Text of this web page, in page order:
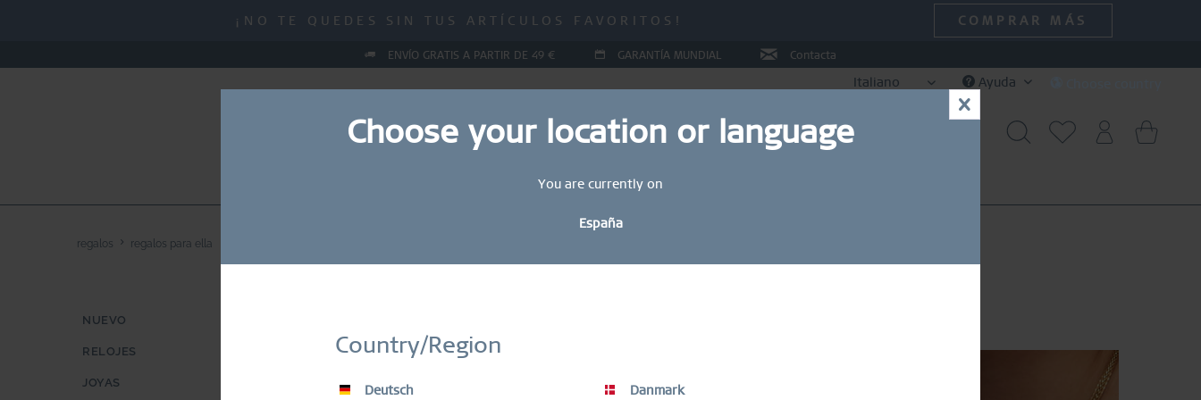
Choose your location or language
You are currently on
España
Country/Region
Deutsch Danmark
¡NO TE QUEDES SIN TUS ARTÍCULOS FAVORITOS!
COMPRAR MÁS
ENVÍO GRATIS A PARTIR DE 49 € GARANTÍA MUNDIAL Contacta
Italiano Ayuda
RING CONFIGURATOR
regalos regalos para ella
NUEVO
RELOJES
JOYAS